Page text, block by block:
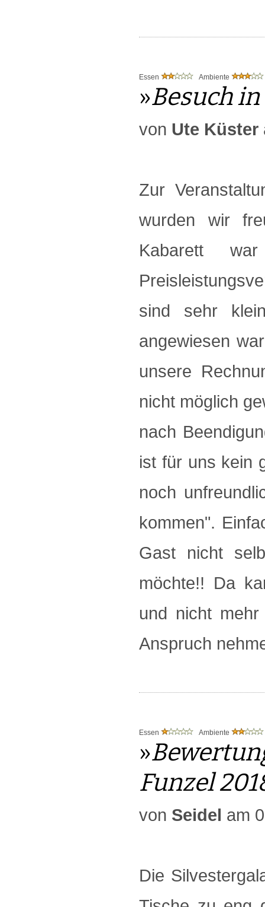
Essen Ambiente
»Besuch in
von Ute Küster
Zur
wurden wir
Kabarett
sind sehr
angewiesen
unsere
nicht möglich
nach
ist für uns kein
noch
kommen".
Gast nicht
möchte!! Da
und nicht
Anspruch
Essen Ambiente
»
Funzel
von Seidel am
Die